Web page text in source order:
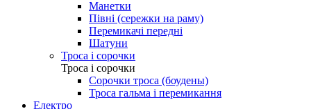
Манетки
Півні (сережки на раму)
Перемикачі передні
Шатуни
Троса і сорочки
Троса і сорочки
Сорочки троса (боудены)
Троса гальма і перемикання
Електро